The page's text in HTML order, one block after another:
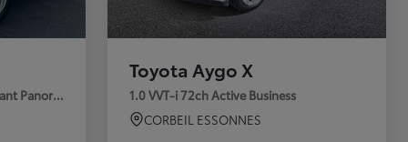
Panoramique
Toyota Aygo X
1.0 VVT-i 72ch Active Business
CORBEIL ESSONNES